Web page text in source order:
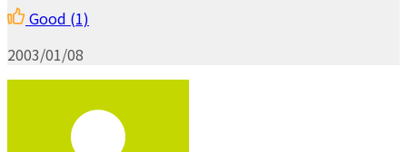
Good (1)
2003/01/08